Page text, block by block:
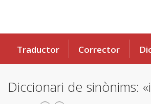
Traductor Corrector
Diccionari de sinònims: